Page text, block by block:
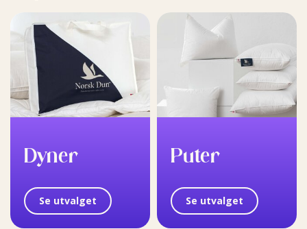
Dyner
Se utvalget
Puter
Se utvalget